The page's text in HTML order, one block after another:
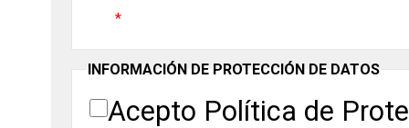
INFORMACIÓN DE PROTECCIÓN DE DATOS
Acepto Política de